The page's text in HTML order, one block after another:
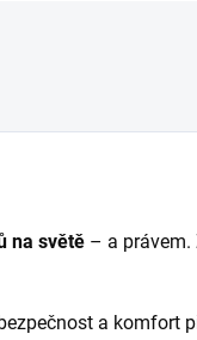
na světě – a
a komfort